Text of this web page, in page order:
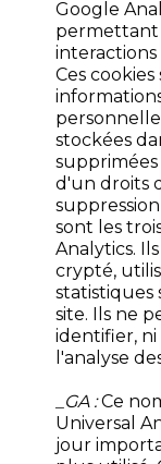
Google
permettant
interactions
Ces
stockées
supprimées
d'un droits
sont les
Analytics.
crypté,
statistiques
site. Ils ne
identifier, ni
l'analyse
_GA :Ce
Universal
jour